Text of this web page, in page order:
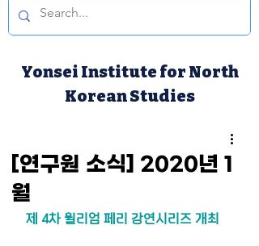
Yonsei Institute for North
Korean Studies
[연구원 소식] 2020년 1
월
제 4차 윌리엄 페리 강연시리즈 개최